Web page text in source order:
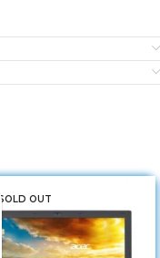
SOLD OUT